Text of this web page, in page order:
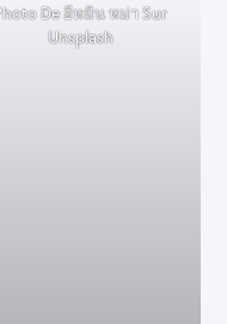
De อีหมิน หม่า Sur
Unsplash